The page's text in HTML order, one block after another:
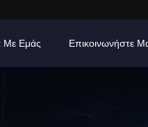
Με Εμάς Επικοινωνήστε